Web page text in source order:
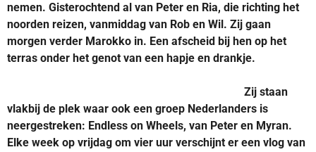
nemen. Gisterochtend al van Peter en Ria, die richting het
noorden reizen, vanmiddag van Rob en Wil. Zij gaan
morgen verder Marokko in. Een afscheid bij hen op het
terras onder het genot van een hapje en drankje.
Zij staan
vlakbij de plek waar ook een groep Nederlanders is
neergestreken: Endless on Wheels, van Peter en Myran.
Elke week op vrijdag om vier uur verschijnt er een vlog van